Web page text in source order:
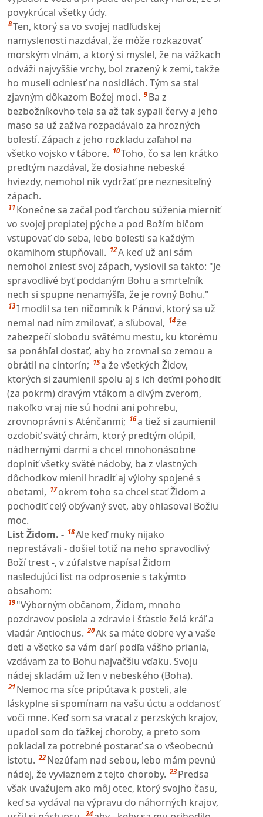
povykrúcal všetky údy.
8Ten, ktorý sa vo svojej nadľudskej
namyslenosti nazdával, že môže rozkazovať
morským vlnám, a ktorý si myslel, že na vážkach
odváži najvyššie vrchy, bol zrazený k zemi, takže
ho museli odniesť na nosidlách. Tým sa stal
zjavným dôkazom Božej moci. 9 Ba z
bezbožníkovho tela sa až tak sypali červy a jeho
mäso sa už zaživa rozpadávalo za hrozných
bolestí. Zápach z jeho rozkladu zaľahol na
všetko vojsko v tábore. 10Toho, čo sa len krátko
predtým nazdával, že dosiahne nebeské
hviezdy, nemohol nik vydržať pre neznesiteľný
zápach.
11 Konečne sa začal pod ťarchou súženia mierniť
vo svojej prepiatej pýche a pod Božím bičom
vstupovať do seba, lebo bolesti sa každým
okamihom stupňovali. 12A keď už ani sám
nemohol zniesť svoj zápach, vyslovil sa takto: "Je
spravodlivé byť poddaným Bohu a smrteľník
nech si spupne nenamýšľa, že je rovný Bohu."
13I modlil sa ten ničomník k Pánovi, ktorý sa už
nemal nad ním zmilovať, a sľuboval, 14že
zabezpečí slobodu svätému mestu, ku ktorému
sa ponáhľal dostať, aby ho zrovnal so zemou a
obrátil na cintorín; 15a že všetkých Židov,
ktorých si zaumienil spolu aj s ich deťmi pohodiť
(za pokrm) dravým vtákom a divým zverom,
nakoľko vraj nie sú hodni ani pohrebu,
zrovnoprávni s Aténčanmi; 16a tiež si zaumienil
ozdobiť svätý chrám, ktorý predtým olúpil,
nádhernými darmi a chcel mnohonásobne
doplniť všetky sväté nádoby, ba z vlastných
dôchodkov mienil hradiť aj výlohy spojené s
obetami, 17 okrem toho sa chcel stať Židom a
pochodiť celý obývaný svet, aby ohlasoval Božiu
moc.
List Židom. - 18Ale keď muky nijako
neprestávali - došiel totiž na neho spravodlivý
Boží trest -, v zúfalstve napísal Židom
nasledujúci list na odprosenie s takýmto
obsahom:
19 "Výborným občanom, Židom, mnoho
pozdravov posiela a zdravie i šťastie želá kráľ a
vladár Antiochus. 20Ak sa máte dobre vy a vaše
deti a všetko sa vám darí podľa vášho priania,
vzdávam za to Bohu najväčšiu vďaku. Svoju
nádej skladám už len v nebeského (Boha).
21 Nemoc ma síce pripútava k posteli, ale
láskyplne si spomínam na vašu úctu a oddanosť
voči mne. Keď som sa vracal z perzských krajov,
upadol som do ťažkej choroby, a preto som
pokladal za potrebné postarať sa o všeobecnú
istotu. 22 Nezúfam nad sebou, lebo mám pevnú
nádej, že vyviaznem z tejto choroby. 23 Predsa
však uvažujem ako môj otec, ktorý svojho času,
keď sa vydával na výpravu do náhorných krajov,
24